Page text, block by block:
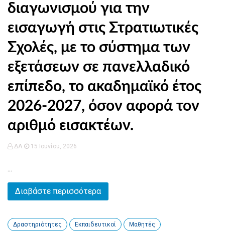
διαγωνισμού για την
εισαγωγή στις Στρατιωτικές
Σχολές, με το σύστημα των
εξετάσεων σε πανελλαδικό
επίπεδο, το ακαδημαϊκό έτος
2026-2027, όσον αφορά τον
αριθμό εισακτέων.
ΔΛ 15 Ιουνίου, 2026
...
Διαβάστε περισσότερα
Δραστηριότητες Εκπαιδευτικοί Μαθητές